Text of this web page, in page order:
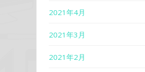
2021年4月
2021年3月
2021年2月